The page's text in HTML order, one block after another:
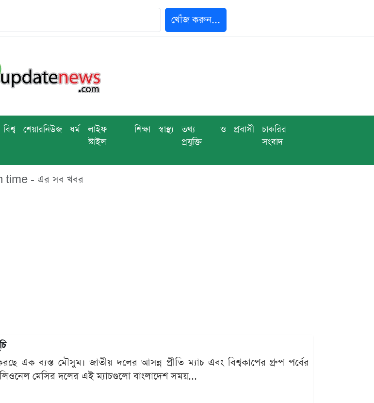
খোঁজ করুন...
বিশ্ব শেয়ারনিউজ ধর্ম
লাইফ
স্টাইল
শিক্ষা স্বাস্থ্য
তথ্য ও
প্রযুক্তি
প্রবাসী
চাকরির
সংবাদ
- এর সব খবর
এক ব্যস্ত মৌসুম। জাতীয় দলের আসন্ন প্রীতি ম্যাচ এবং বিশ্বকাপের গ্রুপ পর্বের
লিওনেল মেসির দলের এই ম্যাচগুলো বাংলাদেশ সময়...